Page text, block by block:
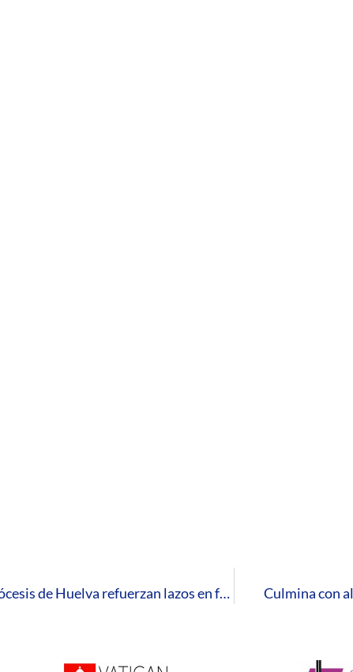
La Fundación Atlantic Copper y la Diócesis de Huelva refuerzan lazos en favor del compromiso social y el desarrollo de la provincia Culmina con